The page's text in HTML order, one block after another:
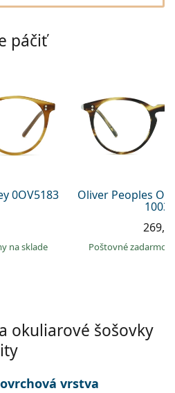
páčiť
0OV5183
na sklade
Oliver Peoples
1003
Poštovné zadarmo
okuliarové šošovky
vrstva